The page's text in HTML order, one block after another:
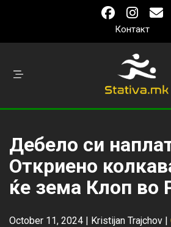
Контакт
Дебело си
Откриено
ќе зема Клоп во
October 11, 2024 | Kristijan Trajchov |